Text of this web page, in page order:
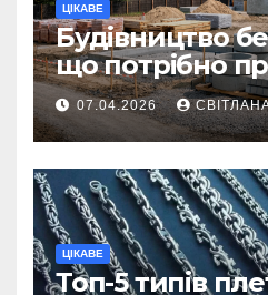
ЦІКАВЕ
Будівництво
що потрібно
першої
ділянку
07.04.2026
ЦІКАВЕ
Топ-5 типів